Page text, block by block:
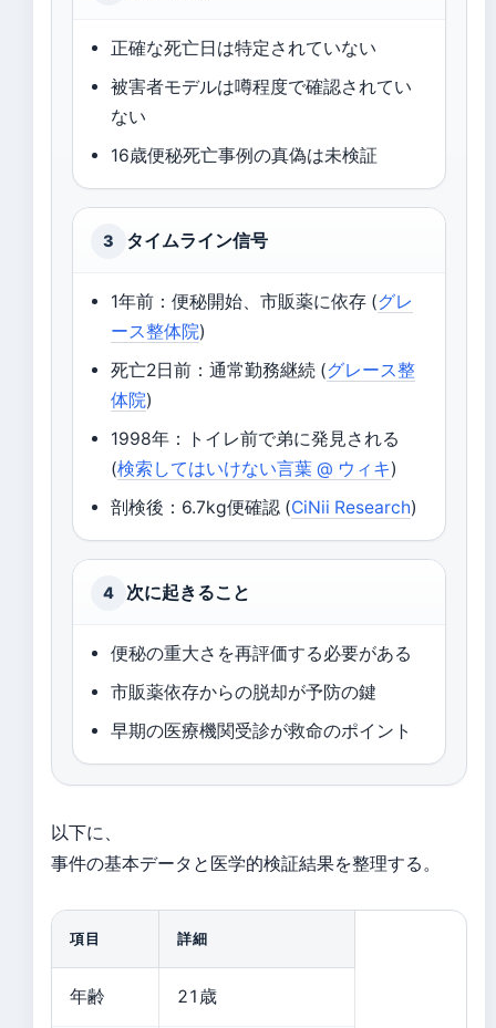
正確な死亡日は特定されていない
被害者モデルは噂程度で確認されてい
ない
16歳便秘死亡事例の真偽は未検証
3 タイムライン信号
1年前：便秘開始、市販薬に依存 (グレ
ース整体院)
死亡2日前：通常勤務継続 (グレース整
体院)
1998年：トイレ前で弟に発見される
(検索してはいけない言葉 @ ウィキ)
剖検後：6.7kg便確認 (CiNii Research)
4 次に起きること
便秘の重大さを再評価する必要がある
市販薬依存からの脱却が予防の鍵
早期の医療機関受診が救命のポイント
以下に、
事件の基本データと医学的検証結果を整理する。
項目 詳細
年齢 21歳